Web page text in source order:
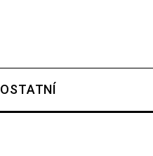
OSTATNÍ